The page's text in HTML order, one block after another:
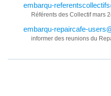
embarqu-
Référents des Collectif mars
embarqu-repaircafe-
informer des reunions du